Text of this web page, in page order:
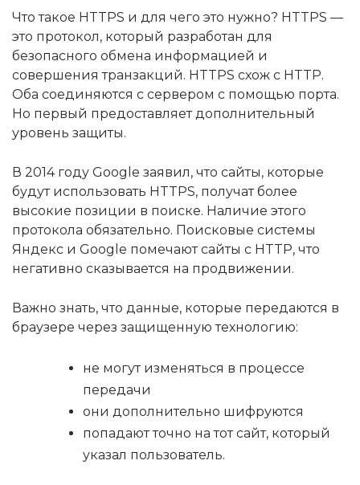
Что такое HTTPS и для чего это нужно? HTTPS —
это протокол, который разработан для
безопасного обмена информацией и
совершения транзакций. HTTPS схож с HTTP.
Оба соединяются с сервером с помощью порта.
Но первый предоставляет дополнительный
уровень защиты.
В 2014 году Google заявил, что сайты, которые
будут использовать HTTPS, получат более
высокие позиции в поиске. Наличие этого
протокола обязательно. Поисковые системы
Яндекс и Google помечают сайты с HTTP, что
негативно сказывается на продвижении.
Важно знать, что данные, которые передаются в
браузере через защищенную технологию:
не могут изменяться в процессе
передачи
они дополнительно шифруются
попадают точно на тот сайт, который
указал пользователь.